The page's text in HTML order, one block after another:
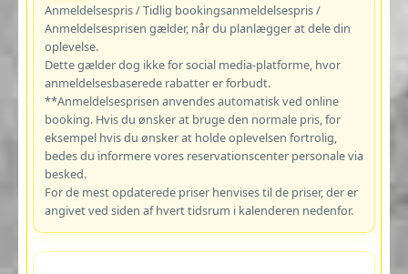
Anmeldelsespris / Tidlig bookingsanmeldelsespris /
Anmeldelsesprisen gælder, når du planlægger at dele din
oplevelse.
Dette gælder dog ikke for social media-platforme, hvor
anmeldelsesbaserede rabatter er forbudt.
**Anmeldelsesprisen anvendes automatisk ved online
booking. Hvis du ønsker at bruge den normale pris, for
eksempel hvis du ønsker at holde oplevelsen fortrolig,
bedes du informere vores reservationscenter personale via
besked.
For de mest opdaterede priser henvises til de priser, der er
angivet ved siden af hvert tidsrum i kalenderen nedenfor.